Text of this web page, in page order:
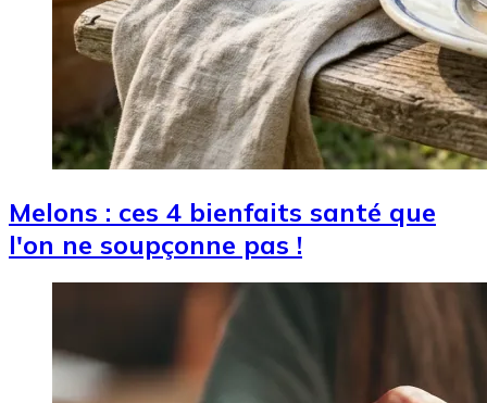
Melons : ces 4 bienfaits santé que
l'on ne soupçonne pas !